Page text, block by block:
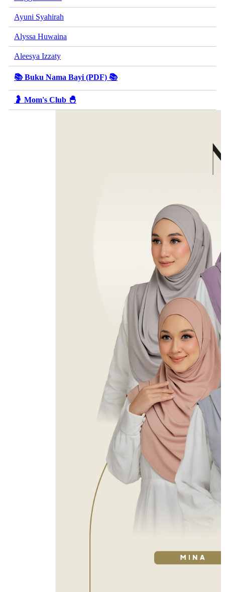
Ayuni Syahirah
Alyssa Huwaina
Aleesya Izzaty
📚 Buku Nama Bayi (PDF) 📚
🤰 Mom's Club 🐣